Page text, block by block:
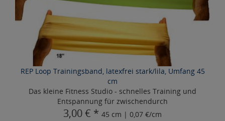
REP Loop Trainingsband, latexfrei stark/lila, Umfang 45
cm
Das kleine Fitness Studio - schnelles Training und
Entspannung für zwischendurch
3,00 € * 45 cm | 0,07 €/cm